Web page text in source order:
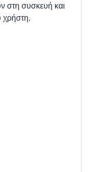
στη συσκευή και
χρήστη.